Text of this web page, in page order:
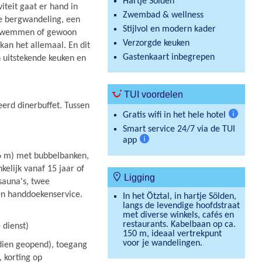
gaat er hand in
bergwandeling, een
of gewoon
het allemaal. En dit
keuken en
dinerbuffet. Tussen
met bubbelbanken,
vanaf 15 jaar of
twee
handdoekenservice.
geopend), toegang
korting op
Zwembad & wellness
Stijlvol en modern kader
Verzorgde keuken
Gastenkaart inbegrepen
TUI voordelen
Gratis wifi in het hele hotel
Meer
Smart service 24/7 via de TUI
app
Ligging
In het Ötztal, in hartje Sölden,
langs de levendige hoofdstraat
met diverse winkels, cafés en
restaurants. Kabelbaan op ca.
150 m, ideaal vertrekpunt
voor je wandelingen.